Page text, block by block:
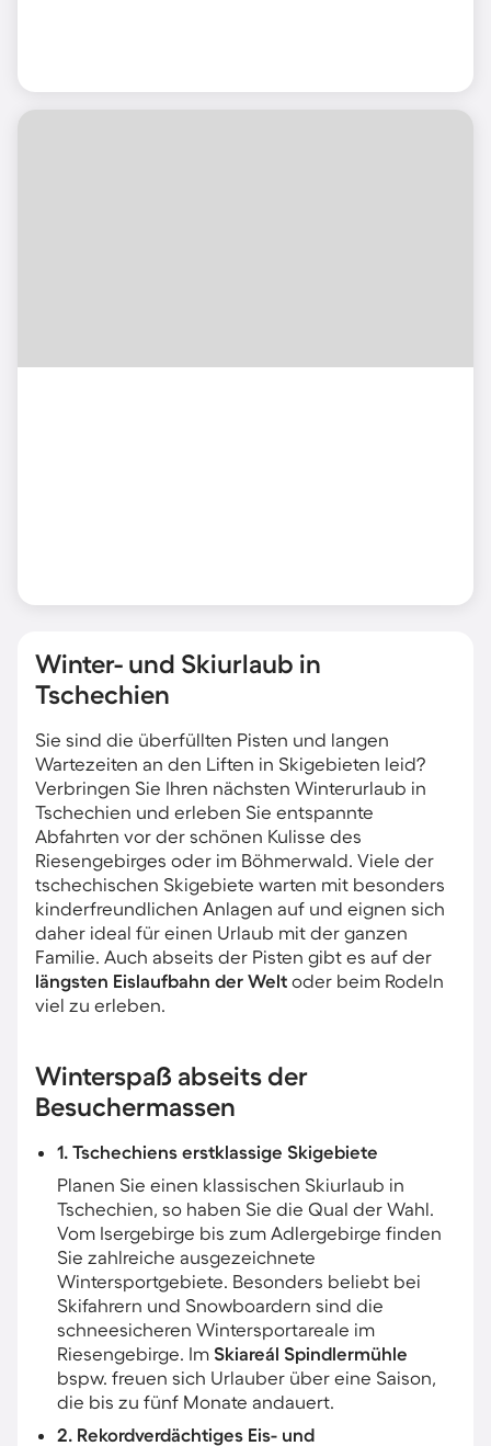
Winter- und Skiurlaub in
Tschechien
Sie sind die überfüllten Pisten und langen
Wartezeiten an den Liften in Skigebieten leid?
Verbringen Sie Ihren nächsten Winterurlaub in
Tschechien und erleben Sie entspannte
Abfahrten vor der schönen Kulisse des
Riesengebirges oder im Böhmerwald. Viele der
tschechischen Skigebiete warten mit besonders
kinderfreundlichen Anlagen auf und eignen sich
daher ideal für einen Urlaub mit der ganzen
Familie. Auch abseits der Pisten gibt es auf der
längsten Eislaufbahn der Welt oder beim Rodeln
viel zu erleben.
Winterspaß abseits der
Besuchermassen
1. Tschechiens erstklassige Skigebiete
Planen Sie einen klassischen Skiurlaub in
Tschechien, so haben Sie die Qual der Wahl.
Vom Isergebirge bis zum Adlergebirge finden
Sie zahlreiche ausgezeichnete
Wintersportgebiete. Besonders beliebt bei
Skifahrern und Snowboardern sind die
schneesicheren Wintersportareale im
Riesengebirge. Im Skiareál Spindlermühle
bspw. freuen sich Urlauber über eine Saison,
die bis zu fünf Monate andauert.
2. Rekordverdächtiges Eis- und